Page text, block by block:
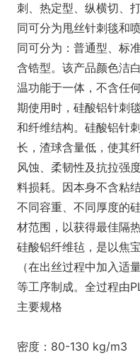
刺、热定型、纵横切、
同可分为甩丝针刺毯和
同可分为：普通型、标
含锆型。该产品颜色洁
温功能于一体，不含任
期使用时，硅酸铝针刺
和纤维结构。硅酸铝针
长，渣球含量低，使其
风蚀、柔韧性及抗拉强
料损耗。因本身不含粘
不同容重、不同厚度的
材范围，以获得最佳隔
硅酸铝纤维毡，是以焦
（在出丝过程中加入适
等工序制成。全过程由
主要规格
密度：80-130 kg/m3